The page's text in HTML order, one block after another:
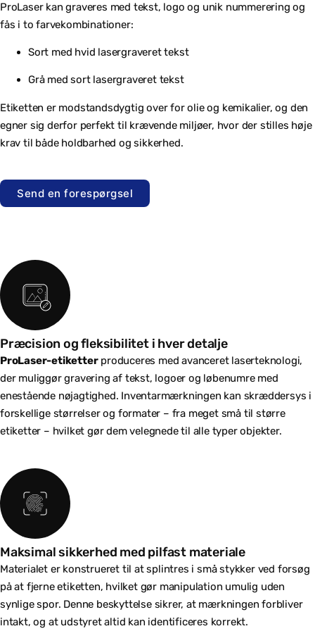
ProLaser kan graveres med tekst, logo og unik nummerering og
fås i to farvekombinationer:
Sort med hvid lasergraveret tekst
Grå med sort lasergraveret tekst
Etiketten er modstandsdygtig over for olie og kemikalier, og den
egner sig derfor perfekt til krævende miljøer, hvor der stilles høje
krav til både holdbarhed og sikkerhed.
Send en forespørgsel
Præcision og fleksibilitet i hver detalje
ProLaser-etiketterproduceres med avanceret laserteknologi,
der muliggør gravering af tekst, logoer og løbenumre med
enestående nøjagtighed. Inventarmærkningen kan skræddersys i
forskellige størrelser og formater – fra meget små til større
etiketter – hvilket gør dem velegnede til alle typer objekter.
Maksimal sikkerhed med pilfast materiale
Materialet er konstrueret til at splintres i små stykker ved forsøg
på at fjerne etiketten, hvilket gør manipulation umulig uden
synlige spor. Denne beskyttelse sikrer, at mærkningen forbliver
intakt, og at udstyret altid kan identificeres korrekt.